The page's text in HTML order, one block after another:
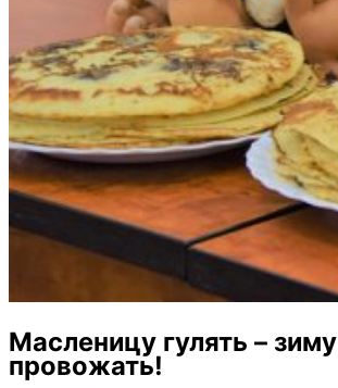
Масленицу гулять – зиму
провожать!